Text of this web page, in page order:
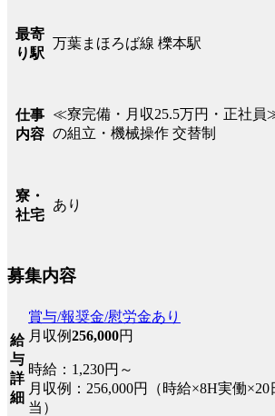
最寄
り駅
万葉まほろば線 櫟本駅
仕事
内容
≪寮完備・月収25.5万円・正社
の組立・機械操作 交替制
寮・
社宅
あり
募集内容
給
与
詳
細
賞与/報奨金/慰労金あり
月収例256,000円
時給：1,230円～
月収例：256,000円（時給×8H実働
当）